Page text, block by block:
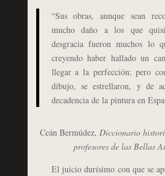
“Sus obras, aunque sean
mucho daño a los que
desgracia fueron muchos lo
creyendo haber hallado un
llegar a la perfección; pero
dibujo, se estrellaron, y de
decadencia de la pintura en
Ceán Bermúdez, Diccionario
profesores de las Bellas
El juicio durísimo con que se